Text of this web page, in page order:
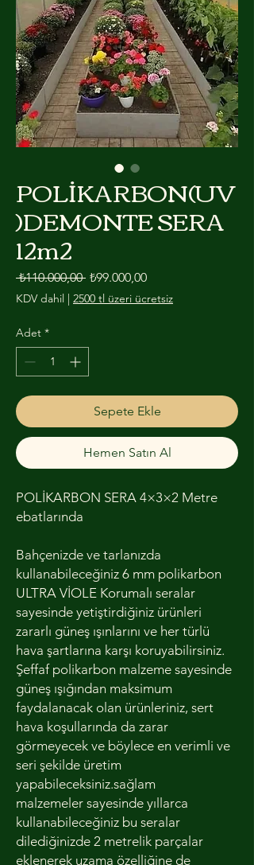
POLİKARBON(UV
)DEMONTE SERA
12m2
₺110.000,00 Normal Fiyat
₺99.000,00İndirimli Fiyat
KDV dahil | 2500 tl üzeri ücretsiz
Adet *
Sepete Ekle
Hemen Satın Al
POLİKARBON SERA 4×3×2 Metre
ebatlarında
Bahçenizde ve tarlanızda
kullanabileceğiniz 6 mm polikarbon
ULTRA VİOLE Korumalı seralar
sayesinde yetiştirdiğiniz ürünleri
zararlı güneş ışınlarını ve her türlü
hava şartlarına karşı koruyabilirsiniz.
Şeffaf polikarbon malzeme sayesinde
güneş ışığından maksimum
faydalanacak olan ürünleriniz, sert
hava koşullarında da zarar
görmeyecek ve böylece en verimli ve
seri şekilde üretim
yapabileceksiniz.sağlam
malzemeler sayesinde yıllarca
kullanabileceğiniz bu seralar
dilediğinizde 2 metrelik parçalar
eklenerek uzama özelliğine de